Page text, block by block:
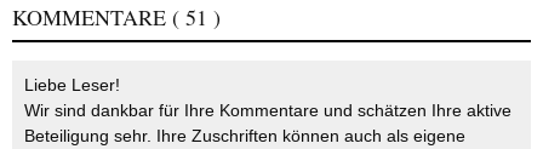
KOMMENTARE ( 51 )
Liebe Leser!
Wir sind dankbar für Ihre Kommentare und schätzen Ihre aktive
Beteiligung sehr. Ihre Zuschriften können auch als eigene